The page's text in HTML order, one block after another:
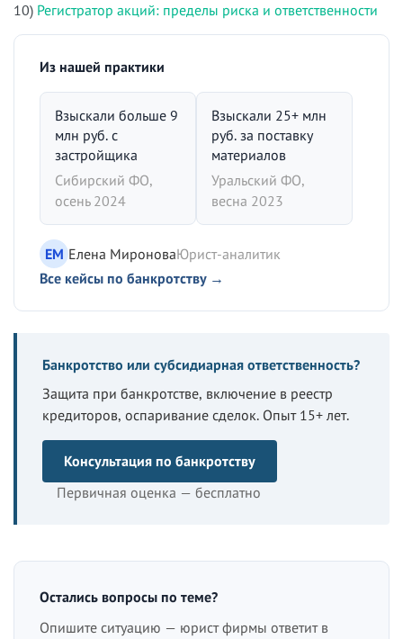
10) Регистратор акций: пределы риска и ответственности
Из нашей практики
Взыскали больше 9
млн руб. с
застройщика
Сибирский ФО,
осень 2024
Взыскали 25+ млн
руб. за поставку
материалов
Уральский ФО,
весна 2023
ЕМ Елена МироноваЮрист-аналитик
Все кейсы по банкротству →
Банкротство или субсидиарная ответственность?
Защита при банкротстве, включение в реестр
кредиторов, оспаривание сделок. Опыт 15+ лет.
Консультация по банкротству
Первичная оценка — бесплатно
Остались вопросы по теме?
Опишите ситуацию — юрист фирмы ответит в